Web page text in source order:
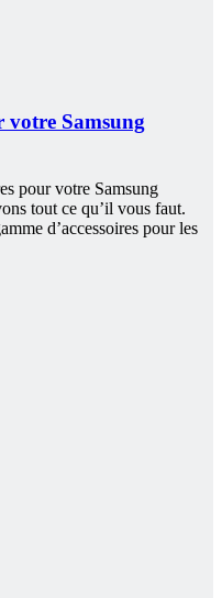
votre Samsung
pour votre Samsung
tout ce qu’il vous faut.
d’accessoires pour les